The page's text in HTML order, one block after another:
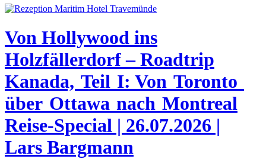
Von Hollywood ins
Holzfällerdorf – Roadtrip
Kanada, Teil I: Von Toronto
über Ottawa nach Montreal
Reise-Special | 26.07.2026 |
Lars Bargmann